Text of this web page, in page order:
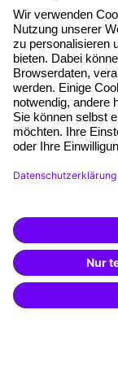
Über unser
Freie
Planung und
Weiterbildungs-
Besondere
Potenzialanalyse
Transfercoaching
mit KI-
–